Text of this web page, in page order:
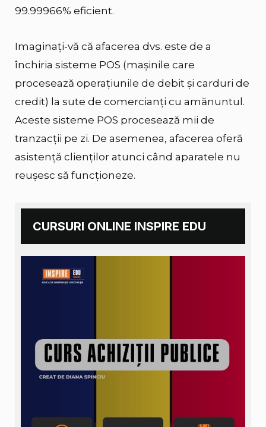
99.99966% eficient.
Imaginați-vă că afacerea dvs. este de a
închiria sisteme POS (mașinile care
procesează operațiunile de debit și carduri de
credit) la sute de comercianți cu amănuntul.
Aceste sisteme POS procesează mii de
tranzacții pe zi. De asemenea, afacerea oferă
asistență clienților atunci când aparatele nu
reușesc să funcționeze.
CURSURI ONLINE INSPIRE EDU